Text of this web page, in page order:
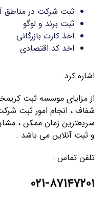
ثبت شرکت در مناطق
ثبت برند و لوگو
اخذ کارت بازرگانی
اخد کد اقتصادی
اشاره کرد .
از مزایای موسسه ثبت
شفاف ، انجام امور ثبت
سریعترین زمان ممکن ،
و ثبت آنلاین می باشد .
تلفن تماس :
۰۲۱-۸۷۱۴۷۲۰۱